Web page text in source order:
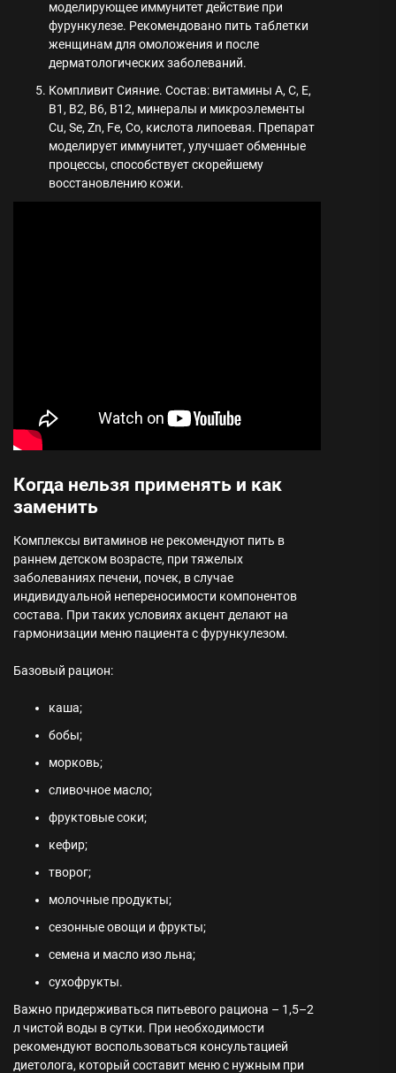
моделирующее иммунитет действие при
фурункулезе. Рекомендовано пить таблетки
женщинам для омоложения и после
дерматологических заболеваний.
Компливит Сияние. Состав: витамины А, С, Е,
В1, В2, В6, В12, минералы и микроэлементы
Cu, Se, Zn, Fe, Co, кислота липоевая. Препарат
моделирует иммунитет, улучшает обменные
процессы, способствует скорейшему
восстановлению кожи.
Когда нельзя применять и как
заменить
Комплексы витаминов не рекомендуют пить в
раннем детском возрасте, при тяжелых
заболеваниях печени, почек, в случае
индивидуальной непереносимости компонентов
состава. При таких условиях акцент делают на
гармонизации меню пациента с фурункулезом.
Базовый рацион:
каша;
бобы;
морковь;
сливочное масло;
фруктовые соки;
кефир;
творог;
молочные продукты;
сезонные овощи и фрукты;
семена и масло изо льна;
сухофрукты.
Важно придерживаться питьевого рациона – 1,5–2
л чистой воды в сутки. При необходимости
рекомендуют воспользоваться консультацией
диетолога, который составит меню с нужным при